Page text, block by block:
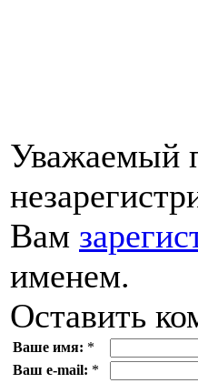
Уважаемый
Вам
именем.
Оставить
Ваше имя: *
Ваш e-mail: *